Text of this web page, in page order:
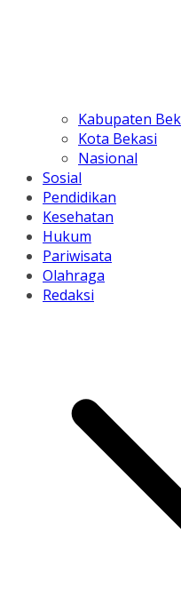
Kabupaten
Kota Bekasi
Nasional
Sosial
Pendidikan
Kesehatan
Hukum
Pariwisata
Olahraga
Redaksi